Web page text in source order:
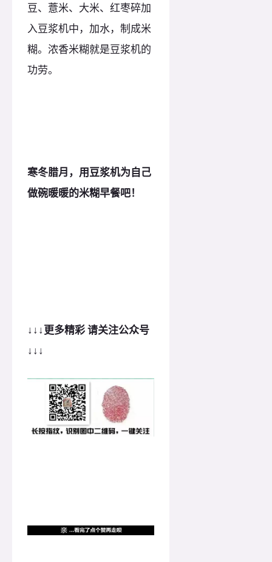
豆、薏米、大米、红枣碎加
入豆浆机中，加水，制成米
糊。浓香米糊就是豆浆机的
功劳。
寒冬腊月， 用豆浆机为自己
做碗暖暖的米糊早餐吧！
↓↓↓更多精彩 请关注公众号
↓↓↓